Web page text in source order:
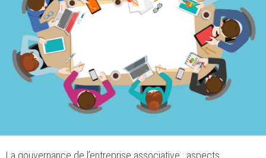
La gouvernance de l’entreprise associative : aspects